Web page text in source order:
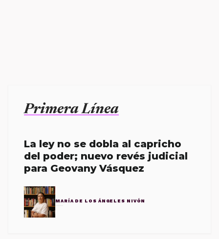
Primera Línea
La ley no se dobla al capricho
del poder; nuevo revés judicial
para Geovany Vásquez
MARÍA DE LOS ÁNGELES NIVÓN